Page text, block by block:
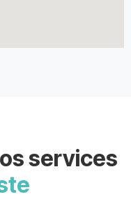
services